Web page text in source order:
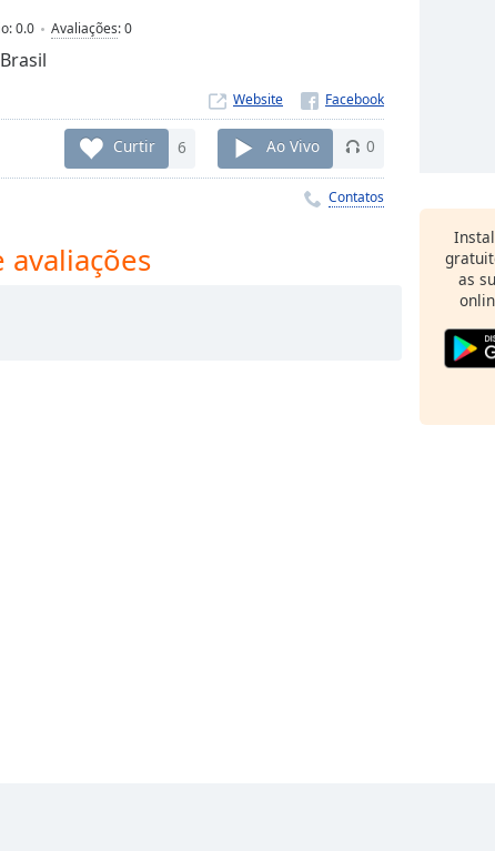
0.0 Avaliações:0
Website
Curtir 6 Ao Vivo 0
Contatos
avaliações
as